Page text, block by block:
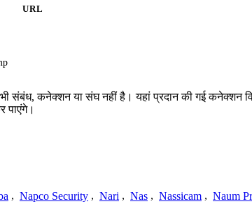
URL
संबंध, कनेक्शन या संघ नहीं है। यहां प्रदान की गई कनेक्शन
पाएंगे।
, Napco Security , Nari , Nas , Nassicam , Naum